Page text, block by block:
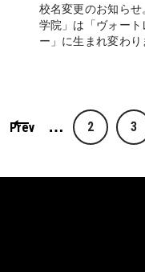
校名変更のお知ら
学院」は「ヴォー
ー」に生まれ変わり
Prev … 2 3